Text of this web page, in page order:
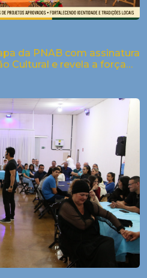
da PNAB com assinatura
Cultural e revela a força